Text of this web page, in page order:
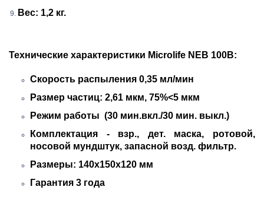
Вес: 1,2 кг.
Технические характеристики Microlife NEB 100B:
Скорость распыления 0,35 мл/мин
Размер частиц: 2,61 мкм, 75%<5 мкм
Режим работы (30 мин.вкл./30 мин. выкл.)
Комплектация - взр., дет. маска, ротовой,
носовой мундштук, запасной возд. фильтр.
Размеры: 140х150х120 мм
Гарантия 3 года